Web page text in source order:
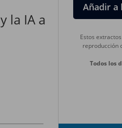
la IA a
Añadir a
Estos
reproducción
Todos los